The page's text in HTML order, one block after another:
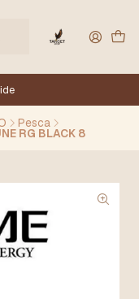
Pesca
RG BLACK 8